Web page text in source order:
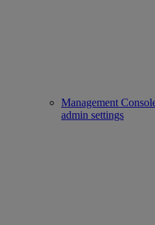
Management
admin settings